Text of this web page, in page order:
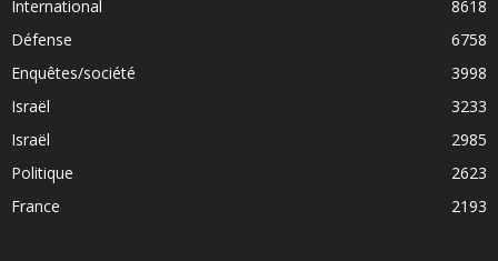
International
8618
Défense
6758
Enquêtes/société
3998
Israël
3233
Israël
2985
Politique
2623
France
2193